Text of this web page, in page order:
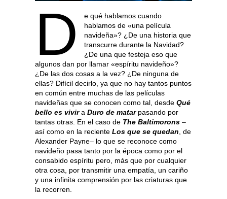
D
e qué hablamos cuando
hablamos de «una película
navideña»? ¿De una historia que
transcurre durante la Navidad?
¿De una que festeja eso que
algunos dan por llamar «espíritu navideño»?
¿De las dos cosas a la vez? ¿De ninguna de
ellas? Difícil decirlo, ya que no hay tantos puntos
en común entre muchas de las películas
navideñas que se conocen como tal, desde Qué
bello es vivira Duro de matarpasando por
tantas otras. En el caso de The Baltimorons –
así como en la reciente Los que se quedan , de
Alexander Payne– lo que se reconoce como
navideño pasa tanto por la época como por el
consabido espíritu pero, más que por cualquier
otra cosa, por transmitir una empatía, un cariño
y una infinita comprensión por las criaturas que
la recorren.